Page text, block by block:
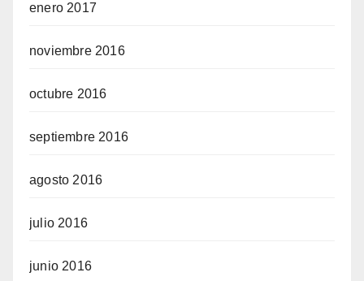
enero 2017
noviembre 2016
octubre 2016
septiembre 2016
agosto 2016
julio 2016
junio 2016